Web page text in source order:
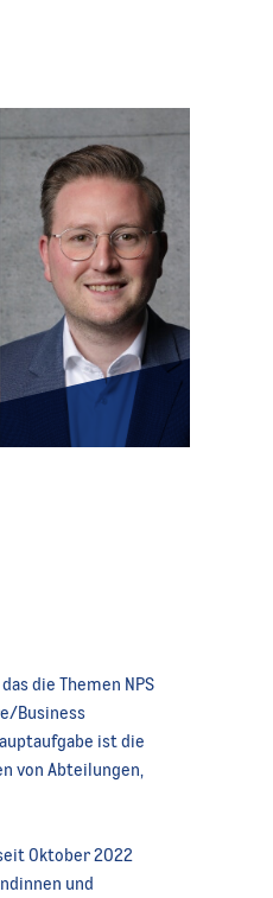
die Themen NPS
Business
ist die
von Abteilungen,
Oktober 2022
und